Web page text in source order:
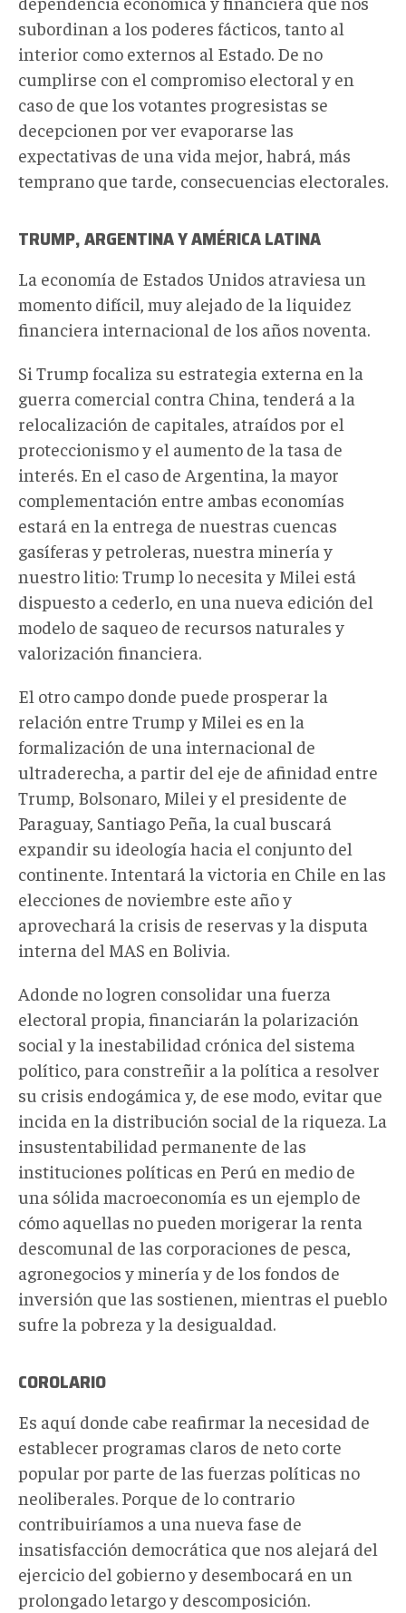
subordinan a los poderes fácticos, tanto al
interior como externos al Estado. De no
cumplirse con el compromiso electoral y en
caso de que los votantes progresistas se
decepcionen por ver evaporarse las
expectativas de una vida mejor, habrá, más
temprano que tarde, consecuencias electorales.
TRUMP, ARGENTINA Y AMÉRICA LATINA
La economía de Estados Unidos atraviesa un
momento difícil, muy alejado de la liquidez
financiera internacional de los años noventa.
Si Trump focaliza su estrategia externa en la
guerra comercial contra China, tenderá a la
relocalización de capitales, atraídos por el
proteccionismo y el aumento de la tasa de
interés. En el caso de Argentina, la mayor
complementación entre ambas economías
estará en la entrega de nuestras cuencas
gasíferas y petroleras, nuestra minería y
nuestro litio: Trump lo necesita y Milei está
dispuesto a cederlo, en una nueva edición del
modelo de saqueo de recursos naturales y
valorización financiera.
El otro campo donde puede prosperar la
relación entre Trump y Milei es en la
formalización de una internacional de
ultraderecha, a partir del eje de afinidad entre
Trump, Bolsonaro, Milei y el presidente de
Paraguay, Santiago Peña, la cual buscará
expandir su ideología hacia el conjunto del
continente. Intentará la victoria en Chile en las
elecciones de noviembre este año y
aprovechará la crisis de reservas y la disputa
interna del MAS en Bolivia.
Adonde no logren consolidar una fuerza
electoral propia, financiarán la polarización
social y la inestabilidad crónica del sistema
político, para constreñir a la política a resolver
su crisis endogámica y, de ese modo, evitar que
incida en la distribución social de la riqueza. La
insustentabilidad permanente de las
instituciones políticas en Perú en medio de
una sólida macroeconomía es un ejemplo de
cómo aquellas no pueden morigerar la renta
descomunal de las corporaciones de pesca,
agronegocios y minería y de los fondos de
inversión que las sostienen, mientras el pueblo
sufre la pobreza y la desigualdad.
COROLARIO
Es aquí donde cabe reafirmar la necesidad de
establecer programas claros de neto corte
popular por parte de las fuerzas políticas no
neoliberales. Porque de lo contrario
contribuiríamos a una nueva fase de
insatisfacción democrática que nos alejará del
ejercicio del gobierno y desembocará en un
prolongado letargo y descomposición.